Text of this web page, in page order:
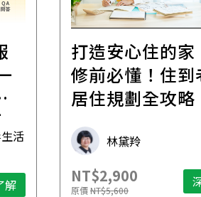
活
解
打造安心住的家
修前必懂！住到
居住規劃全攻略
林黛羚
NT$2,900
原價NT$5,600